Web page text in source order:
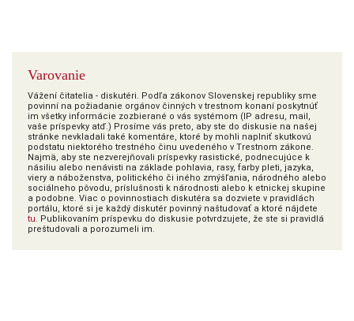
Varovanie
Vážení čitatelia - diskutéri. Podľa zákonov Slovenskej republiky sme
povinní na požiadanie orgánov činných v trestnom konaní poskytnúť
im všetky informácie zozbierané o vás systémom (IP adresu, mail,
vaše príspevky atď.) Prosíme vás preto, aby ste do diskusie na našej
stránke nevkladali také komentáre, ktoré by mohli naplniť skutkovú
podstatu niektorého trestného činu uvedeného v Trestnom zákone.
Najmä, aby ste nezverejňovali príspevky rasistické, podnecujúce k
násiliu alebo nenávisti na základe pohlavia, rasy, farby pleti, jazyka,
viery a náboženstva, politického či iného zmýšľania, národného alebo
sociálneho pôvodu, príslušnosti k národnosti alebo k etnickej skupine
a podobne. Viac o povinnostiach diskutéra sa dozviete v pravidlách
portálu, ktoré si je každý diskutér povinný naštudovať a ktoré nájdete
tu. Publikovaním príspevku do diskusie potvrdzujete, že ste si pravidlá
preštudovali a porozumeli im.